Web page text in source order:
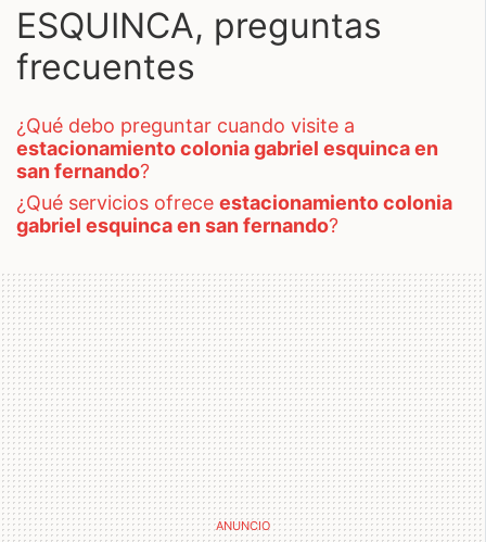
ESQUINCA, preguntas
frecuentes
¿qué debo preguntar cuando visite a
estacionamiento colonia gabriel esquinca en
san fernando?
¿qué servicios ofrece estacionamiento colonia
gabriel esquinca en san fernando?